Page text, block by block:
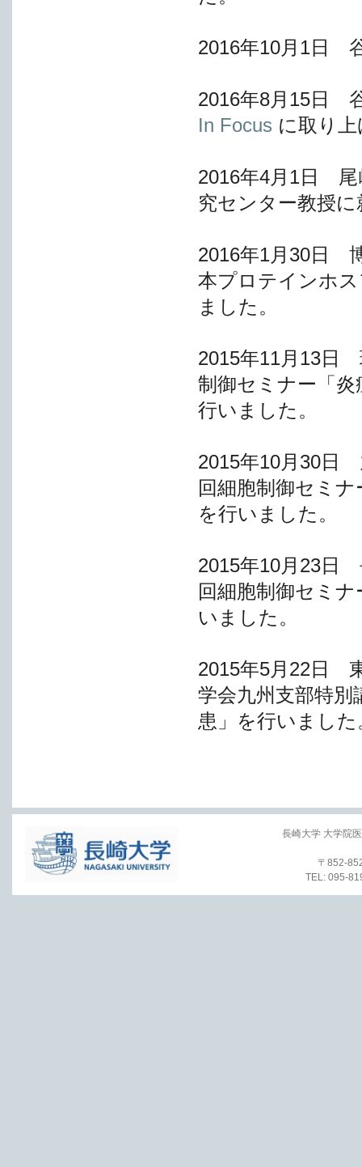
2016年10月1日
2016年8月15日
In Focus に取り
2016年4月1日 尾
究センター教授
2016年1月30日
本プロテインホ
ました。
2015年11月13日
制御セミナー「
行いました。
2015年10月30日
回細胞制御セミ
を行いました。
2015年10月23日
回細胞制御セミ
いました。
2015年5月22日
学会九州支部特
患」を行いました
長崎大学 大学院
〒852-
TEL: 095-